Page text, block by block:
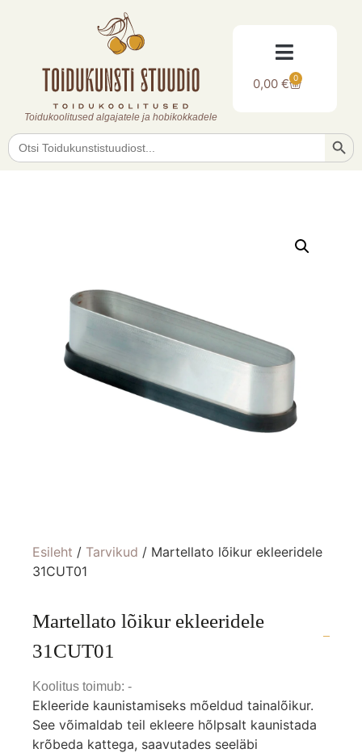
Toidukoolitused algajatele ja hobikokkadele
0,00€ 0
Search
for:
Esileht / Tarvikud / Martellato lõikur ekleeridele
31CUT01
Martellato lõikur ekleeridele
31CUT01
Koolitus toimub: -
Ekleeride kaunistamiseks mõeldud tainalõikur.
See võimaldab teil ekleere hõlpsalt kaunistada
krõbeda kattega, saavutades seeläbi